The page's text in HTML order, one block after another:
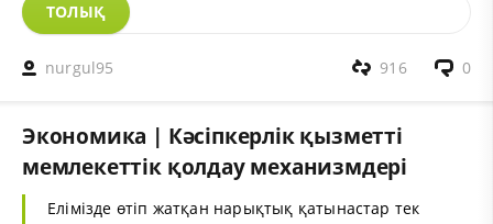
ТОЛЫҚ
nurgul95 0
916
Экономика | Кәсіпкерлік қызметті
мемлекеттік қолдау механизмдері
Елімізде өтіп жатқан нарықтық қатынастар тек